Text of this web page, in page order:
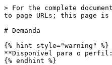
> For the complete
to page URLs; this page is
# Demanda
{% hint style="warning" %}
**Disponível para o
{% endhint %}